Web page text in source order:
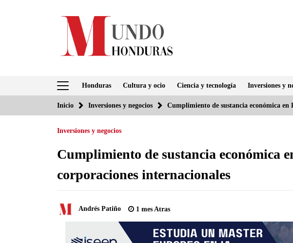
Honduras Cultura y ocio Ciencia y tecnología Inversiones y
Inicio Inversiones y negocios Cumplimiento de sustancia económica
Inversiones y negocios
Cumplimiento de sustancia económica
corporaciones internacionales
Andrés Patiño 1 mes Atras